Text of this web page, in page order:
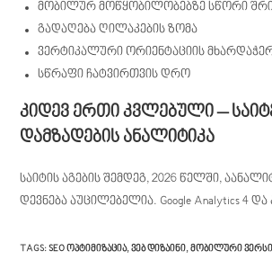
მობილურ მოწყობილობებზე სწორი
გადაღება ღილაკების ზომა
ვერტიკალური ორიენტაციის
სწრაფი ჩატვირთვის დრო
კიდევ ერთი კვლებული –
დამზადების ანალიტიკა
საიტის აგების შემდეგ, 2026 წელში,
დევნება აუცილებელია. Google Analytics 4
TAGS:SEO ᲝᲞᲢᲘᲛᲘᲖᲐᲪᲘᲐ, ᲕᲔᲑ ᲓᲘᲖᲐᲘᲜᲘ, ᲛᲝᲑᲘᲚᲣᲠᲘ